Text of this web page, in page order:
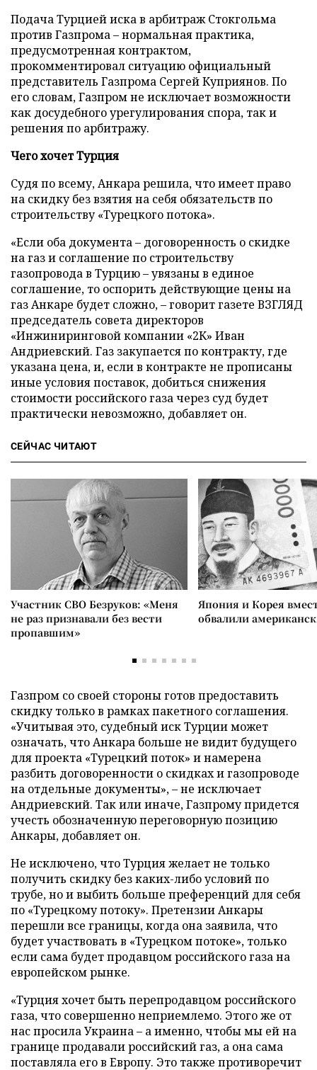
Подача Турцией иска в арбитраж Стокгольма
против Газпрома – нормальная практика,
предусмотренная контрактом,
прокомментировал ситуацию официальный
представитель Газпрома Сергей Куприянов. По
его словам, Газпром не исключает возможности
как досудебного урегулирования спора, так и
решения по арбитражу.
Чего хочет Турция
Судя по всему, Анкара решила, что имеет право
на скидку без взятия на себя обязательств по
строительству «Турецкого потока».
«Если оба документа – договоренность о скидке
на газ и соглашение по строительству
газопровода в Турцию – увязаны в единое
соглашение, то оспорить действующие цены на
газ Анкаре будет сложно, – говорит газете ВЗГЛЯД
председатель совета директоров
«Инжиниринговой компании «2К» Иван
Андриевский. Газ закупается по контракту, где
указана цена, и, если в контракте не прописаны
иные условия поставок, добиться снижения
стоимости российского газа через суд будет
практически невозможно, добавляет он.
СЕЙЧАС ЧИТАЮТ
Участник СВО Безруков: «Меня
не раз признавали без вести
пропавшим»
Япония и Корея
обвалили
Газпром со своей стороны готов предоставить
скидку только в рамках пакетного соглашения.
«Учитывая это, судебный иск Турции может
означать, что Анкара больше не видит будущего
для проекта «Турецкий поток» и намерена
разбить договоренности о скидках и газопроводе
на отдельные документы», – не исключает
Андриевский. Так или иначе, Газпрому придется
учесть обозначенную переговорную позицию
Анкары, добавляет он.
Не исключено, что Турция желает не только
получить скидку без каких-либо условий по
трубе, но и выбить больше преференций для себя
по «Турецкому потоку». Претензии Анкары
перешли все границы, когда она заявила, что
будет участвовать в «Турецком потоке», только
если сама будет продавцом российского газа на
европейском рынке.
«Турция хочет быть перепродавцом российского
газа, что совершенно неприемлемо. Этого же от
нас просила Украина – а именно, чтобы мы ей на
границе продавали российский газ, а она сама
поставляла его в Европу. Это также противоречит